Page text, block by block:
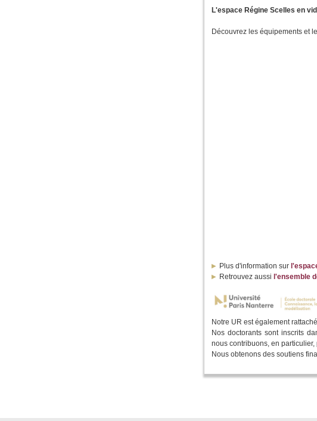
L'espace Régine Scelles en
Découvrez les équipements et
Plus d'information sur
Retrouvez aussi l'ensemble
Notre UR est également
Nos doctorants sont inscrits
nous contribuons, en
Nous obtenons des soutiens